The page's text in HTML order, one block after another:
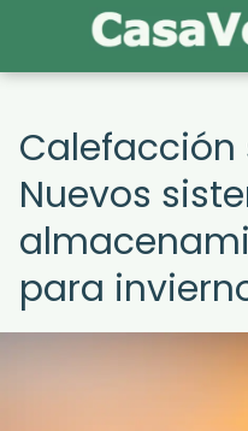
Calefacción
Nuevos
para